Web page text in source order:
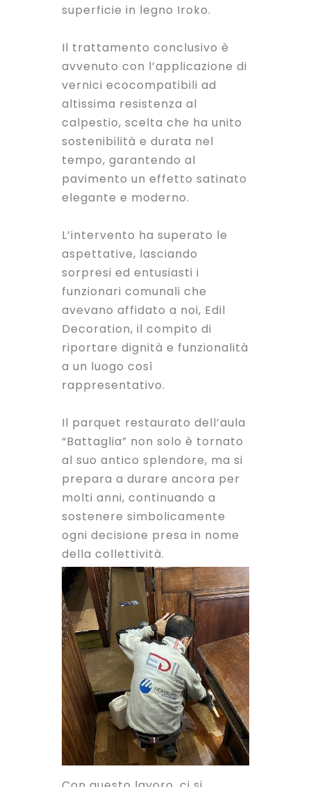
superficie in legno Iroko.
Il trattamento conclusivo è
avvenuto con l’applicazione di
vernici ecocompatibili ad
altissima resistenza al
calpestio, scelta che ha unito
sostenibilità e durata nel
tempo, garantendo al
pavimento un effetto satinato
elegante e moderno.
L’intervento ha superato le
aspettative, lasciando
sorpresi ed entusiasti i
funzionari comunali che
avevano affidato a noi, Edil
Decoration, il compito di
riportare dignità e funzionalità
a un luogo così
rappresentativo.
Il parquet restaurato dell’aula
“Battaglia” non solo è tornato
al suo antico splendore, ma si
prepara a durare ancora per
molti anni, continuando a
sostenere simbolicamente
ogni decisione presa in nome
della collettività.